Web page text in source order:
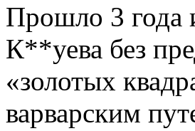
Прошло 3 года
К**уева без
«золотых
варварским